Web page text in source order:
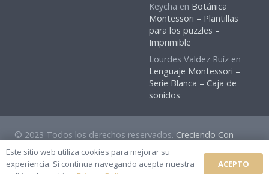
Keycha en Botánica
Montessori – Plantillas
para los puzzles –
Imprimible
Lourdes Valdez Ruíz en
Lenguaje Montessori –
Serie Blanca – Caja de
sonidos
© 2023 Todos los derechos reservados. Creciendo Con
Política Privacidad|Contacto| Acerca de Suscribirse
Este sitio web utiliza cookies para mejorar su
experiencia. Si continua navegando acepta nuestra
ACEPTO